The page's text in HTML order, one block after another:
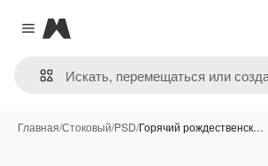
Close menu
Magnific
Главная/Стоковый/PSD/Горячий рождественск…